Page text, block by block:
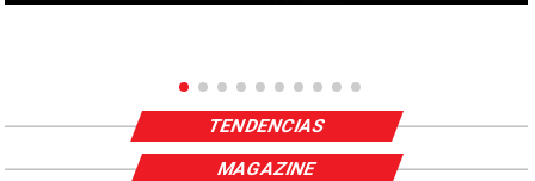
TENDENCIAS
MAGAZINE